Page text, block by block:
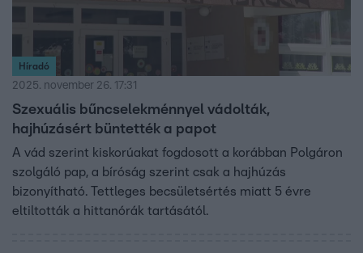
Híradó
2025. november 26. 17:31
Szexuális bűncselekménnyel vádolták,
hajhúzásért büntették a papot
A vád szerint kiskorúakat fogdosott a korábban Polgáron
szolgáló pap, a bíróság szerint csak a hajhúzás
bizonyítható. Tettleges becsületsértés miatt 5 évre
eltiltották a hittanórák tartásától.